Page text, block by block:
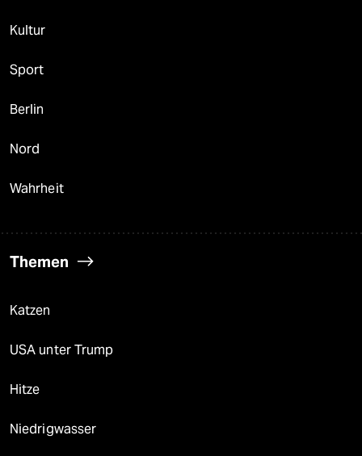
Kultur
Sport
Berlin
Nord
Wahrheit
Themen
Katzen
USA unter Trump
Hitze
Niedrigwasser